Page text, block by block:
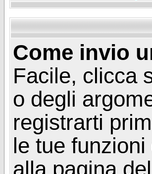
Come invio
Facile, clicca
o degli
registrarti
le tue
alla pagina